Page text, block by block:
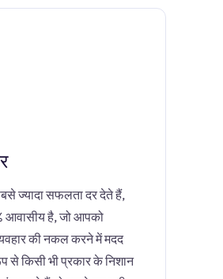
ज्यादा सफलता दर देते हैं,
आवासीय है, जो आपको
की नकल करने में मदद
से किसी भी प्रकार के निशान